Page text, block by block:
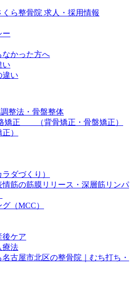
ら整骨院 求人・採用情報
ー
なかった方へ
い
違い
整法・骨盤整体
矯正 （背骨矯正・骨盤矯正）
）
ダづくり）
情筋の筋膜リリース・深層筋リンパ
（MCC）
後ケア
療法
古屋市北区の整骨院｜むち打ち・